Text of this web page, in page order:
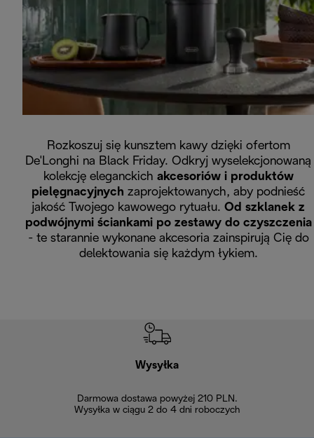
Rozkoszuj się kunsztem kawy dzięki ofertom
De'Longhi na Black Friday. Odkryj wyselekcjonowaną
kolekcję eleganckich akcesoriów i produktów
pielęgnacyjnych zaprojektowanych, aby podnieść
jakość Twojego kawowego rytuału. Od szklanek z
podwójnymi ściankami po zestawy do czyszczenia
- te starannie wykonane akcesoria zainspirują Cię do
delektowania się każdym łykiem.
Wysyłka
Darmowa dostawa powyżej 210 PLN.
Wysyłka w ciągu 2 do 4 dni roboczych